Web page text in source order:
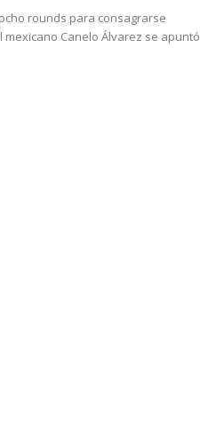
rounds para consagrarse
mexicano Canelo Álvarez se apuntó